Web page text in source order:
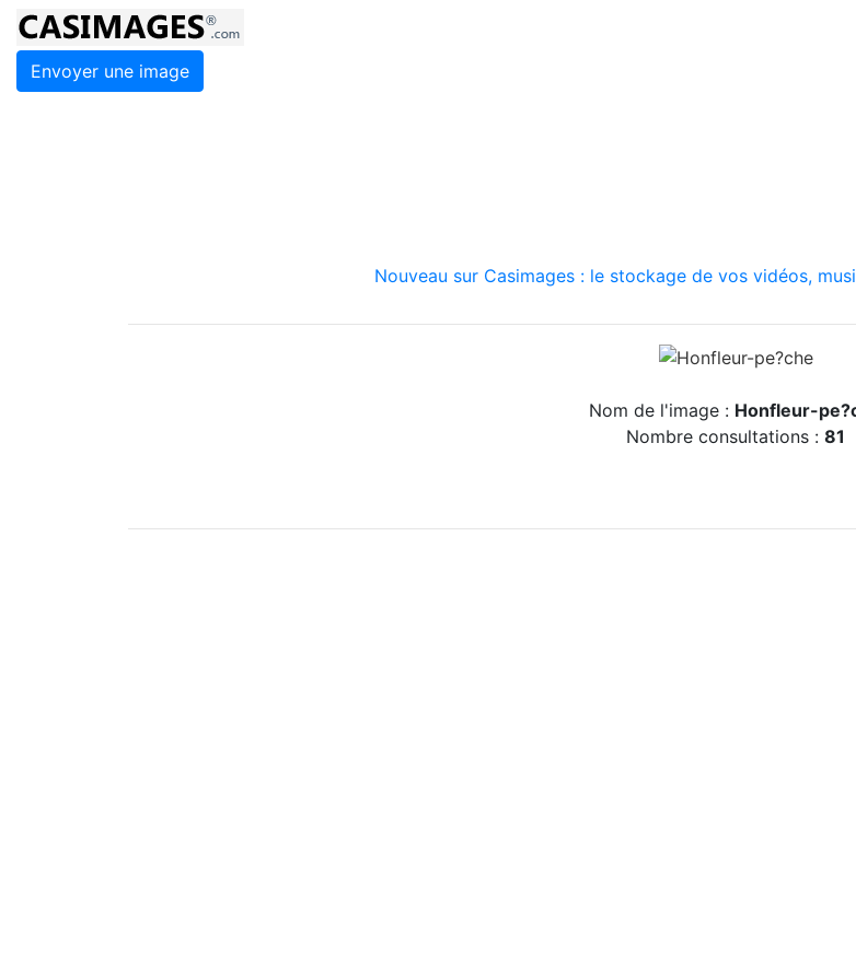
Envoyer une image
Nouveau sur Casimages : le stockage de vos vidéos,
Nom de l'image : Honfleur-
Nombre consultations : 81